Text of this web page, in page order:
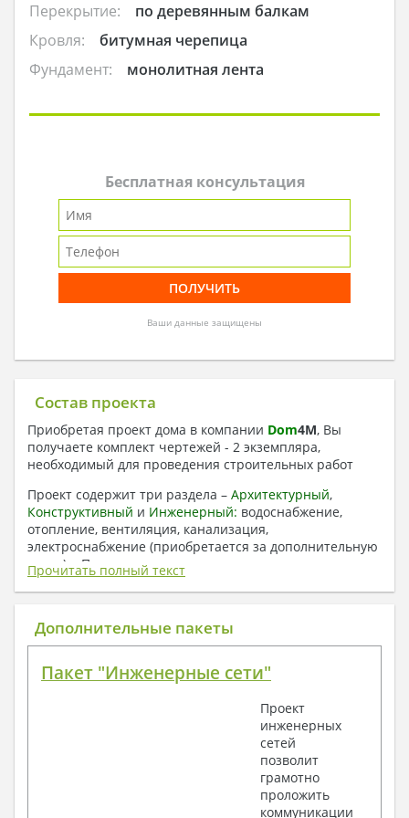
Перекрытие:
по деревянным балкам
Кровля:
битумная черепица
Фундамент:
монолитная лента
Бесплатная консультация
Ваши данные защищены
Состав проекта
Приобретая проект дома в компании Dom4M, Вы
получаете комплект чертежей - 2 экземпляра,
необходимый для проведения строительных работ
Проект содержит три раздела – Архитектурный,
Конструктивный и Инженерный: водоснабжение,
отопление, вентиляция, канализация,
электроснабжение (приобретается за дополнительную
плату) + Пояснительная записка.
1. Архитектурный раздел:
Общие данные по проекту
План координационных осей
Поэтажные маркировочные планы с
Разрезы и состав конструкций
Фасады с ведомостью внешних отделок
Элементы проемов – спецификация
Ведомость перемычек – сечения и
Прочитать полный текст
Дополнительные пакеты
Пакет "Инженерные сети"
Проект
инженерных
сетей
позволит
грамотно
проложить
коммуникации